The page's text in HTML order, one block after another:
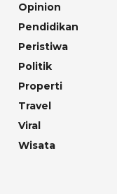
Opinion
Pendidikan
Peristiwa
Politik
Properti
Travel
Viral
Wisata